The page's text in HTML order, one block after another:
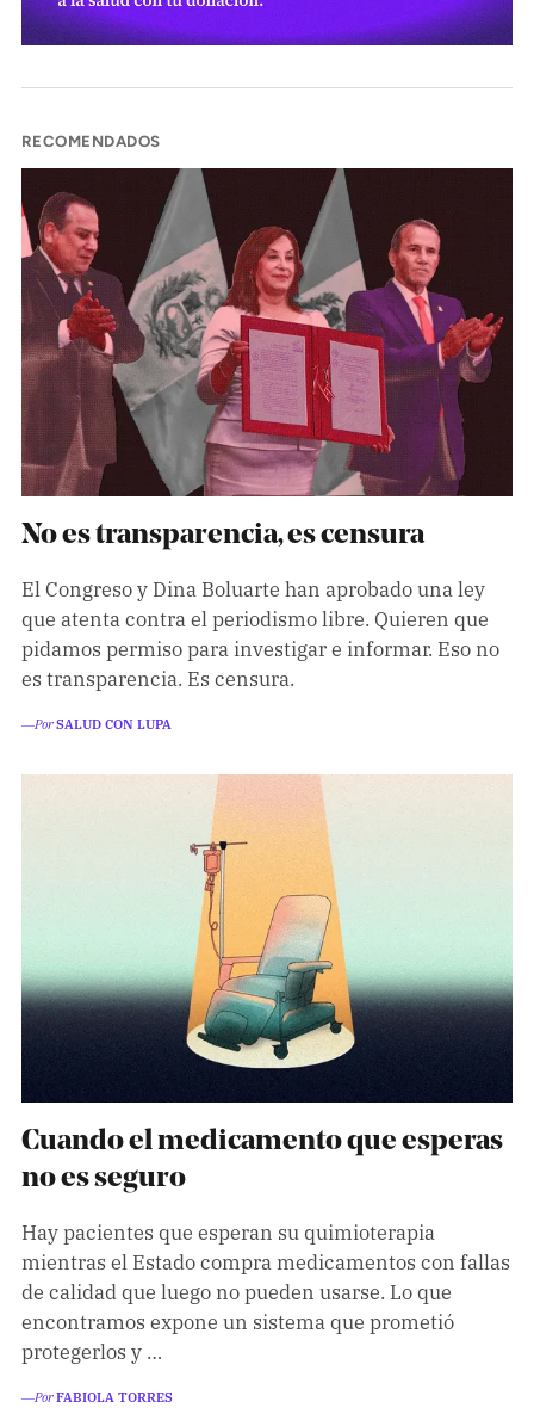
RECOMENDADOS
No es transparencia, es censura
El Congreso y Dina Boluarte han aprobado una ley
que atenta contra el periodismo libre. Quieren que
pidamos permiso para investigar e informar. Eso no
es transparencia. Es censura.
―PorSALUD CON LUPA
Cuando el medicamento que esperas
no es seguro
Hay pacientes que esperan su quimioterapia
mientras el Estado compra medicamentos con fallas
de calidad que luego no pueden usarse. Lo que
encontramos expone un sistema que prometió
protegerlos y …
―PorFABIOLA TORRES